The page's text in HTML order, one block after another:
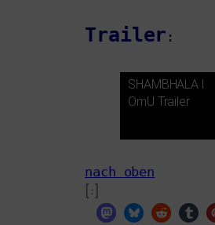
Trailer :
SHAMBHALA
OmU Trailer
nach oben
[:]